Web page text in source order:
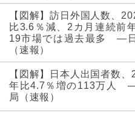
【図解】訪日外国人数、
比3.6％減、2カ月連続前
19市場では過去最多 ―
（速報）
【図解】日本人出国者数
年比4.7％増の113万人
局（速報）